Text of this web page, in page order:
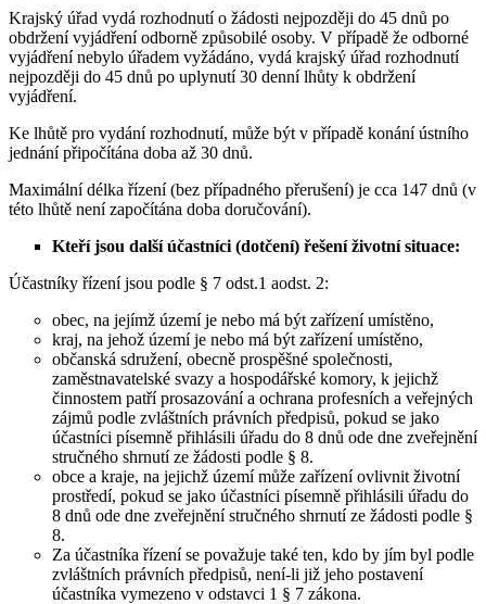
Krajský úřad vydá rozhodnutí o žádosti nejpozději do 45 dnů po
obdržení vyjádření odborně způsobilé osoby. V případě že odborné
vyjádření nebylo úřadem vyžádáno, vydá krajský úřad rozhodnutí
nejpozději do 45 dnů po uplynutí 30 denní lhůty k obdržení
vyjádření.
Ke lhůtě pro vydání rozhodnutí, může být v případě konání ústního
jednání připočítána doba až 30 dnů.
Maximální délka řízení (bez případného přerušení) je cca 147 dnů (v
této lhůtě není započítána doba doručování).
Kteří jsou další účastníci (dotčení) řešení životní situace:
Účastníky řízení jsou podle § 7 odst.1 aodst. 2:
obec, na jejímž území je nebo má být zařízení umístěno,
kraj, na jehož území je nebo má být zařízení umístěno,
občanská sdružení, obecně prospěšné společnosti,
zaměstnavatelské svazy a hospodářské komory, k jejichž
činnostem patří prosazování a ochrana profesních a veřejných
zájmů podle zvláštních právních předpisů, pokud se jako
účastníci písemně přihlásili úřadu do 8 dnů ode dne zveřejnění
stručného shrnutí ze žádosti podle § 8.
obce a kraje, na jejichž území může zařízení ovlivnit životní
prostředí, pokud se jako účastníci písemně přihlásili úřadu do
8 dnů ode dne zveřejnění stručného shrnutí ze žádosti podle §
8.
Za účastníka řízení se považuje také ten, kdo by jím byl podle
zvláštních právních předpisů, není-li již jeho postavení
účastníka vymezeno v odstavci 1 § 7 zákona.